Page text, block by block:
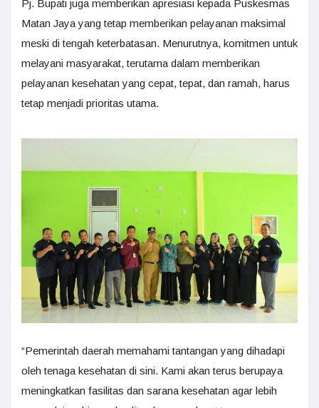
Pj. Bupati juga memberikan apresiasi kepada Puskesmas
Matan Jaya yang tetap memberikan pelayanan maksimal
meski di tengah keterbatasan. Menurutnya, komitmen untuk
melayani masyarakat, terutama dalam memberikan
pelayanan kesehatan yang cepat, tepat, dan ramah, harus
tetap menjadi prioritas utama.
“Pemerintah daerah memahami tantangan yang dihadapi
oleh tenaga kesehatan di sini. Kami akan terus berupaya
meningkatkan fasilitas dan sarana kesehatan agar lebih